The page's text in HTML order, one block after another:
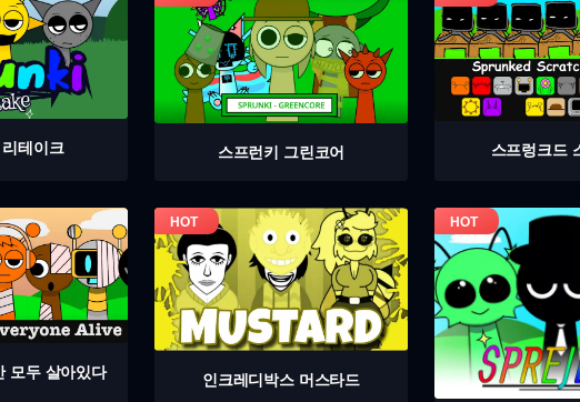
테이크 스프런키 그린코어 스프렁크드
모두 살아있다 인크레디박스 머스타드